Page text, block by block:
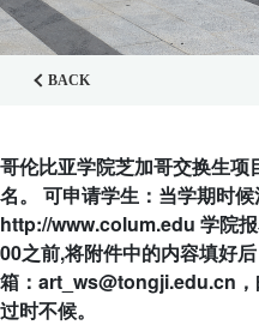
BACK
哥伦比亚学院芝加哥交换生
名。 可申请学生：当学期时
http://www.colum.edu 学院
00之前,将附件中的内容填好
箱：art_ws@tongji.edu.cn，
过时不候。